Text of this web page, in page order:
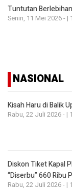
Tuntutan
Senin, 11 Mei 2026 - |
NASIONAL
Kisah Haru di Balik
Rabu, 22 Juli 2026 - |
Diskon Tiket Kapal
“Diserbu” 660 Ribu
Rabu, 22 Juli 2026 - |